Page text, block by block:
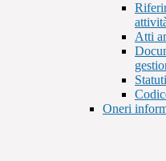
Atti
Oneri